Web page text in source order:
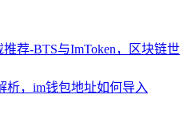
推荐-BTS与ImToken，区块链世
析，im钱包地址如何导入